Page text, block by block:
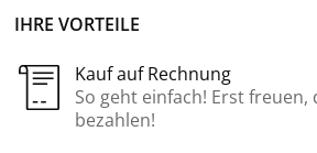
IHRE VORTEILE
Kauf auf Rechnung
So geht einfach! Erst freuen,
bezahlen!